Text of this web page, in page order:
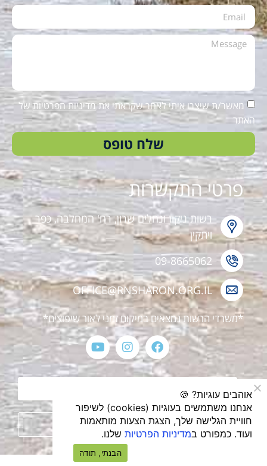
מאשר/ת שיצרו איתי לאחר שקראתי אתמדיניות הפרטיותשל
האתר
שלח טופס
פרטי התקשרות
רשות ניקוז ונחלים שרון, רח' המחלבה, כפר
ויתקין
09-8665062
OFFICE@RNSHARON.ORG.IL
*משרדי הרשות נמצאים במיקום זמני לאור שיפוצים*
מדיניות פרטיות
עיצוב ובניית אתרים webthenet
אוהבים עוגיות? 🍪
אנחנו משתמשים בעוגיות (cookies) לשיפור
חוויית הגלישה שלך, הצגת הצעות מותאמות
ועוד. כמפורט במדיניות הפרטיות שלנו.
הבנתי, תודה